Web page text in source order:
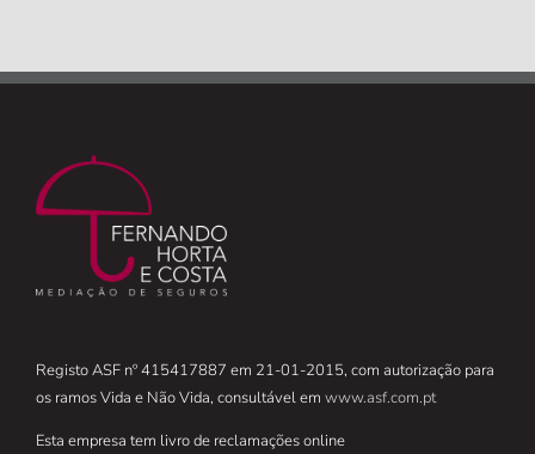
Registo ASF nº 415417887 em 21-01-2015, com autorização para
os ramos Vida e Não Vida, consultável em www.asf.com.pt
Esta empresa tem livro de reclamações online